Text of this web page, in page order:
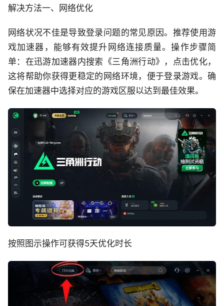
解决方法一、网络优化
网络状况不佳是导致登录问题的常见原因。推荐使用游
戏加速器，能够有效提升网络连接质量。操作步骤简
单：在迅游加速器内搜索《三角洲行动》，点击优化，
这将帮助你获得更稳定的网络环境，便于登录游戏。确
保在加速器中选择对应的游戏区服以达到最佳效果。
按照图示操作可获得5天优化时长